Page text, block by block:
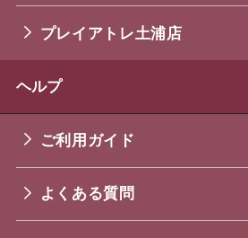
プレイアトレ土浦店
ヘルプ
ご利用ガイド
よくある質問